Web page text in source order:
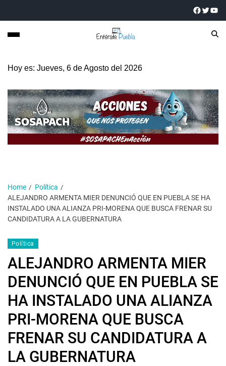
Hoy es: Jueves, 6 de Agosto del 2026
Home
Política
ALEJANDRO ARMENTA MIER DENUNCIÓ QUE EN PUEBLA SE HA
INSTALADO UNA ALIANZA PRI-MORENA QUE BUSCA FRENAR SU
CANDIDATURA A LA GUBERNATURA
Política
ALEJANDRO ARMENTA MIER
DENUNCIÓ QUE EN PUEBLA SE
HA INSTALADO UNA ALIANZA
PRI-MORENA QUE BUSCA
FRENAR SU CANDIDATURA A
LA GUBERNATURA